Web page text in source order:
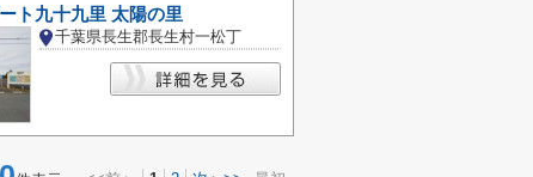
ト九十九里 太陽の里
千葉県長生郡長生村一松丁